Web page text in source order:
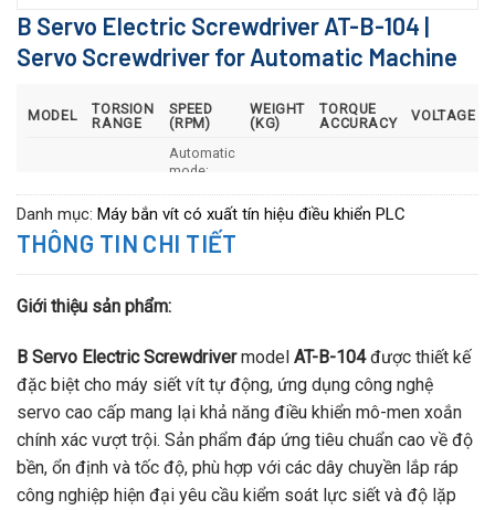
B Servo Electric Screwdriver AT-B-104 |
Servo Screwdriver for Automatic Machine
MODEL
TORSION
RANGE
SPEED
(RPM)
WEIGHT
(KG)
TORQUE
ACCURACY
VOLTAGE
AT-B-
104
kgf.cm
(0.1–0.4
N.m)
Automatic
mode:
1200High
speed
mode:
0.6 ±5%
Danh mục: Máy bắn vít có xuất tín hiệu điều khiển PLC
THÔNG TIN CHI TIẾT
Giới thiệu sản phẩm:
B Servo Electric Screwdrivermodel AT-B-104được thiết kế
đặc biệt cho máy siết vít tự động, ứng dụng công nghệ
servo cao cấp mang lại khả năng điều khiển mô-men xoắn
chính xác vượt trội. Sản phẩm đáp ứng tiêu chuẩn cao về độ
bền, ổn định và tốc độ, phù hợp với các dây chuyền lắp ráp
công nghiệp hiện đại yêu cầu kiểm soát lực siết và độ lặp